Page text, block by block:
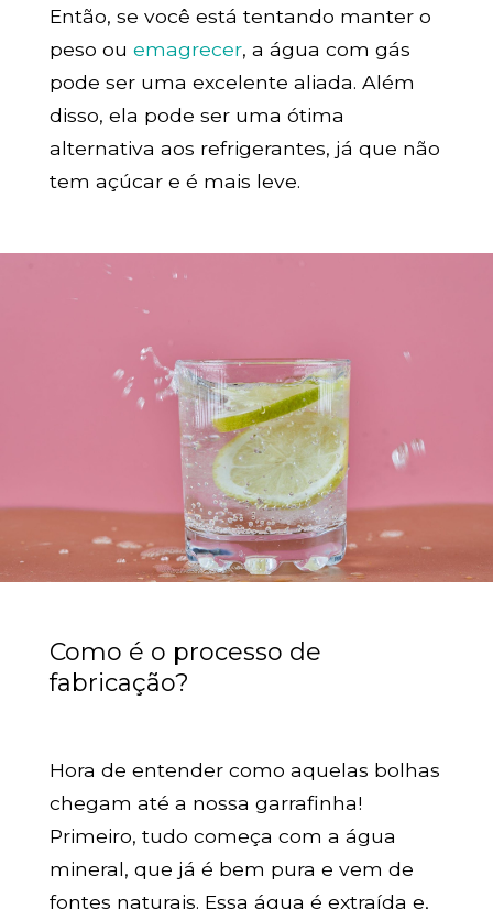
Então, se você está tentando manter o
peso ou emagrecer, a água com gás
pode ser uma excelente aliada. Além
disso, ela pode ser uma ótima
alternativa aos refrigerantes, já que não
tem açúcar e é mais leve.
Como é o processo de
fabricação?
Hora de entender como aquelas bolhas
chegam até a nossa garrafinha!
Primeiro, tudo começa com a água
mineral, que já é bem pura e vem de
fontes naturais. Essa água é extraída e,